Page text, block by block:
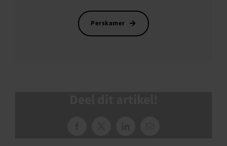
Perskamer